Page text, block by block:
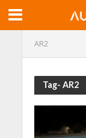
AR2
Tag- AR2